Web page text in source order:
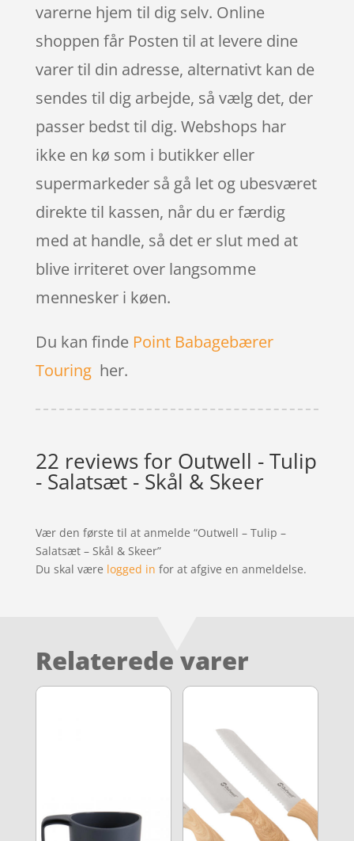
varerne hjem til dig selv. Online
shoppen får Posten til at levere dine
varer til din adresse, alternativt kan de
sendes til dig arbejde, så vælg det, der
passer bedst til dig. Webshops har
ikke en kø som i butikker eller
supermarkeder så gå let og ubesværet
direkte til kassen, når du er færdig
med at handle, så det er slut med at
blive irriteret over langsomme
mennesker i køen.
Du kan finde Point Babagebærer
Touringher.
22 reviews for Outwell - Tulip
- Salatsæt - Skål & Skeer
Vær den første til at anmelde “Outwell – Tulip –
Salatsæt – Skål & Skeer”
Du skal være logged in for at afgive en anmeldelse.
Relaterede varer